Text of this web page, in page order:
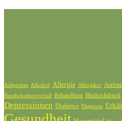
Adipositas Alkohol Allergie Allergiker
Bandscheibenvorfall Behandlung Bluthochdruck
Depressionen Diabetes Diagnose